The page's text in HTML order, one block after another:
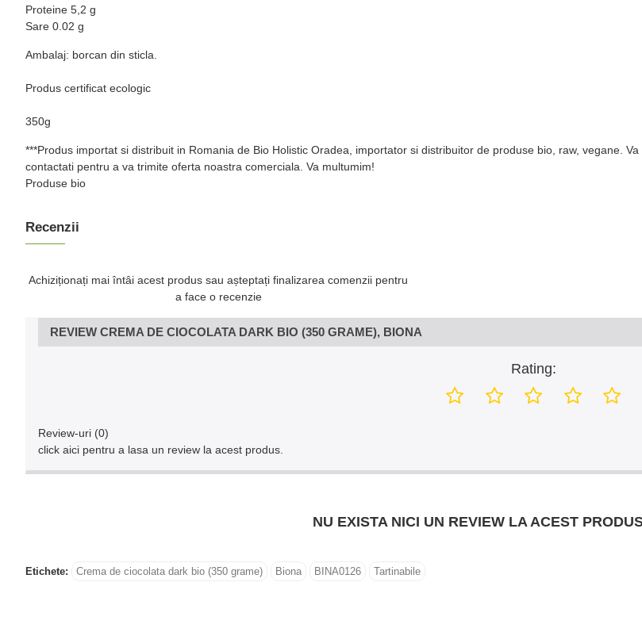
Proteine 5,2 g
Sare 0.02 g
Ambalaj: borcan din sticla.
Produs certificat ecologic
350g
***Produs importat si distribuit in Romania de Bio Holistic Oradea, importator si distribuitor de produse bio, raw, vegane.
contactati pentru a va trimite oferta noastra comerciala. Va multumim!
Produse bio
Recenzii
Achiziționați mai întâi acest produs sau așteptați finalizarea comenzii pentru
a face o recenzie
REVIEW CREMA DE CIOCOLATA DARK BIO (350 GRAME), BIONA
Rating:
Review-uri (0)
click aici pentru a lasa un review la acest produs.
NU EXISTA NICI UN REVIEW LA ACEST
Etichete: Crema de ciocolata dark bio (350 grame) Biona BINA0126 Tartinabile